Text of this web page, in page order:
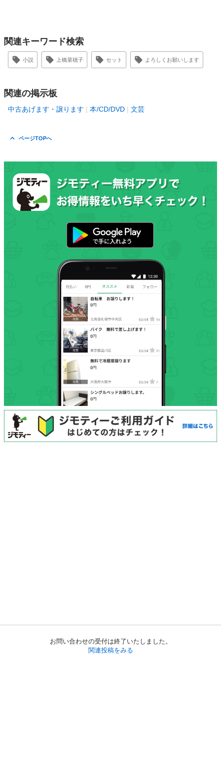
お問い合わせの受付は終了いたしました。
関連投稿をみる
関連キーワード検索
小説 上橋菜穂子 セット よろしくお願いします
関連の掲示板
中古あげます・譲ります 本/CD/DVD 文芸
ページTOPへ